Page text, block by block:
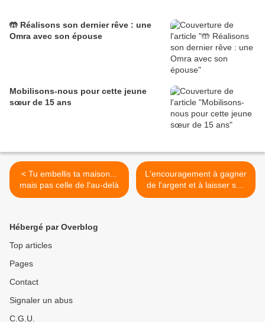
🤲 Réalisons son dernier rêve : une
Omra avec son épouse
Mobilisons-nous pour cette jeune
sœur de 15 ans
< Tu embellis ta maison...
mais pas celle de l'au-delà
L'encouragement à gagner
de l'argent et à laisser ses
héritiers dans l'aisance >
Hébergé par Overblog
Top articles
Pages
Contact
Signaler un abus
C.G.U.